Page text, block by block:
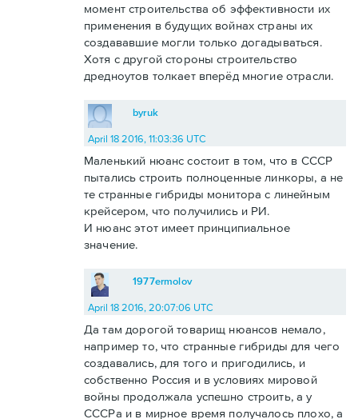
момент строительства об эффективности их
применения в будущих войнах страны их
создававшие могли только догадываться.
Хотя с другой стороны строительство
дредноутов толкает вперёд многие отрасли.
byruk
April 18 2016, 11:03:36 UTC
Маленький нюанс состоит в том, что в СССР
пытались строить полноценные линкоры, а не
те странные гибриды монитора с линейным
крейсером, что получились и РИ.
И нюанс этот имеет принципиальное
значение.
1977ermolov
April 18 2016, 20:07:06 UTC
Да там дорогой товарищ нюансов немало,
например то, что странные гибриды для чего
создавались, для того и пригодились, и
собственно Россия и в условиях мировой
войны продолжала успешно строить, а у
СССРа и в мирное время получалось плохо, а